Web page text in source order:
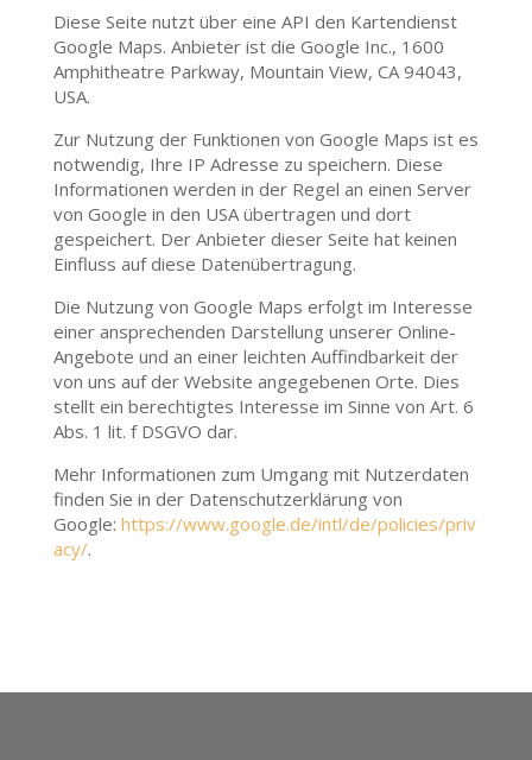
Diese Seite nutzt über eine API den Kartendienst
Google Maps. Anbieter ist die Google Inc., 1600
Amphitheatre Parkway, Mountain View, CA 94043,
USA.
Zur Nutzung der Funktionen von Google Maps ist es
notwendig, Ihre IP Adresse zu speichern. Diese
Informationen werden in der Regel an einen Server
von Google in den USA übertragen und dort
gespeichert. Der Anbieter dieser Seite hat keinen
Einfluss auf diese Datenübertragung.
Die Nutzung von Google Maps erfolgt im Interesse
einer ansprechenden Darstellung unserer Online-
Angebote und an einer leichten Auffindbarkeit der
von uns auf der Website angegebenen Orte. Dies
stellt ein berechtigtes Interesse im Sinne von Art. 6
Abs. 1 lit. f DSGVO dar.
Mehr Informationen zum Umgang mit Nutzerdaten
finden Sie in der Datenschutzerklärung von
Google: https://www.google.de/intl/de/policies/priv
acy/.